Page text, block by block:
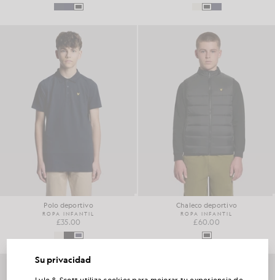
Polo deportivo
ROPA INFANTIL
£35.00
Chaleco deportivo
ROPA INFANTIL
£60.00
Su privacidad